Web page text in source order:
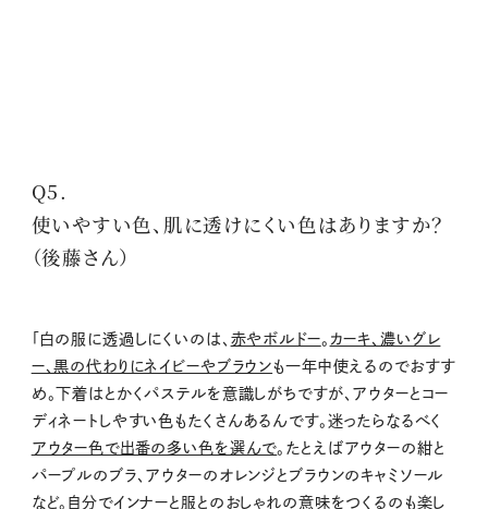
Q5.
使いやすい色、肌に透けにくい色はありますか？
（後藤さん）
「白の服に透過しにくいのは、 赤やボルドー。 カーキ、濃いグレ
ー、黒の代わりにネイビーやブラウンも一年中使えるのでおすす
め。下着はとかくパステルを意識しがちですが、アウターとコー
ディネートしやすい色もたくさんあるんです。迷ったらなるべく
アウター色で出番の多い色を選んで。たとえばアウターの紺と
パープルのブラ、アウターのオレンジとブラウンのキャミソール
など。自分でインナーと服とのおしゃれの意味をつくるのも楽し